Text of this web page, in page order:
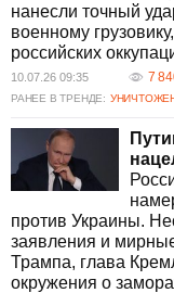
нанесли точный
военному
российских
10.07.26 09:35 7
РАНЕЕ В ТРЕНДЕ:
против Украины.
заявления и
Трампа, глава
окружения о